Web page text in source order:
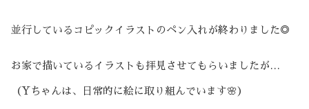
並行しているコピックイラストのペン入れが終わりました◎
お家で描いているイラストも拝見させてもらいましたが…
（Yちゃんは、日常的に絵に取り組んでいます🌸）